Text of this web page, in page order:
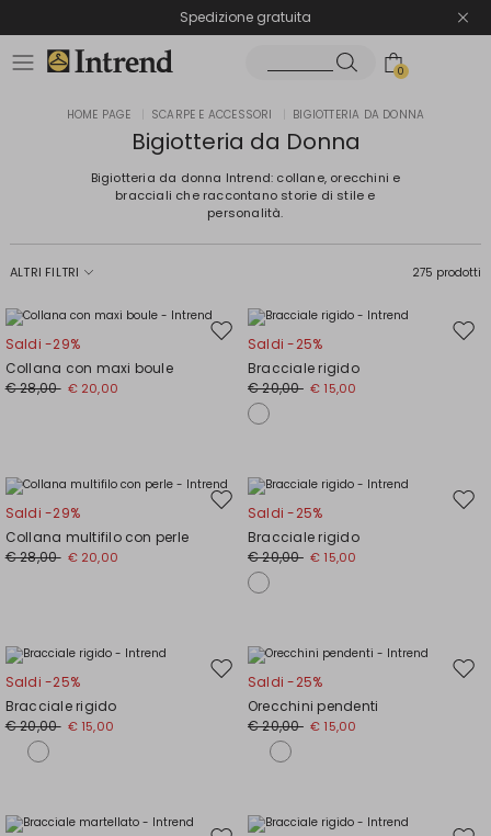
Spedizione gratuita
Reso facile e veloce
0
HOME PAGE SCARPE E ACCESSORI BIGIOTTERIA DA DONNA
Bigiotteria da Donna
Bigiotteria da donna Intrend: collane, orecchini e
bracciali che raccontano storie di stile e
personalità.
ALTRI FILTRI 275 prodotti
Sposta
nella
wishlist
Saldi -29%
Collana con maxi boule
€ 28,00 € 20,00
Saldi -25%
Bracciale rigido
€ 20,00 € 15,00
Sposta
nella
wishlist
Saldi -29%
Collana multifilo con perle
€ 28,00 € 20,00
Saldi -25%
Bracciale rigido
€ 20,00 € 15,00
Sposta
wishlist
Saldi -25%
Bracciale rigido
€ 20,00 € 15,00
Saldi -25%
Orecchini pendenti
€ 20,00 € 15,00